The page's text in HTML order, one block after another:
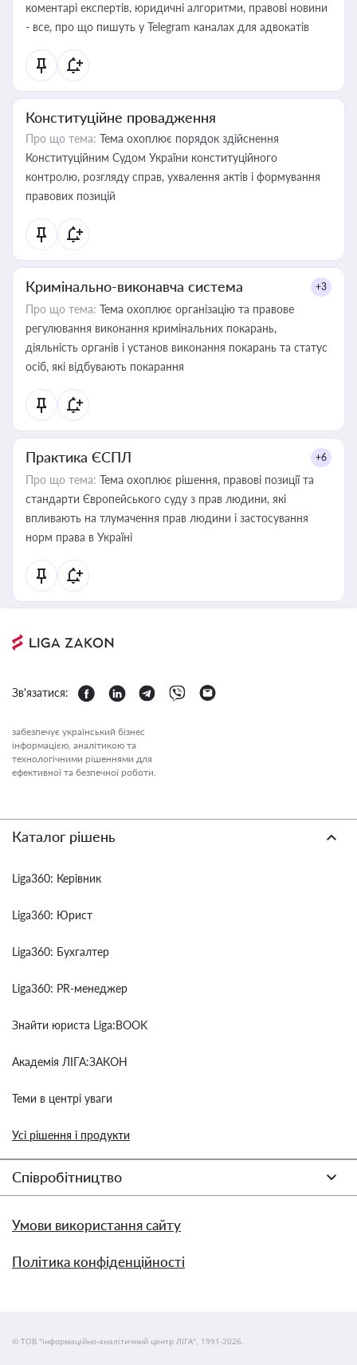
коментарі експертів, юридичні алгоритми, правові новини
- все, про що пишуть у Telegram каналах для адвокатів
Конституційне провадження
Про що тема: Тема охоплює порядок здійснення
Конституційним Судом України конституційного
контролю, розгляду справ, ухвалення актів і формування
правових позицій
Кримінально-виконавча система +3
Про що тема: Тема охоплює організацію та правове
регулювання виконання кримінальних покарань,
діяльність органів і установ виконання покарань та статус
осіб, які відбувають покарання
Практика ЄСПЛ +6
Про що тема: Тема охоплює рішення, правові позиції та
стандарти Європейського суду з прав людини, які
впливають на тлумачення прав людини і застосування
норм права в Україні
Зв'язатися:
забезпечує український бізнес
інформацією, аналітикою та
технологічними рішеннями для
ефективної та безпечної роботи.
Каталог рішень
Liga360: Керівник
Liga360: Юрист
Liga360: Бухгалтер
Liga360: PR-менеджер
Знайти юриста Liga:BOOK
Академія ЛІГА:ЗАКОН
Теми в центрі уваги
Усі рішення і продукти
Співробітництво
Умови використання сайту
Політика конфіденційності
© ТОВ "інформаційно-аналітичний центр ЛІГА", 1991-2026.